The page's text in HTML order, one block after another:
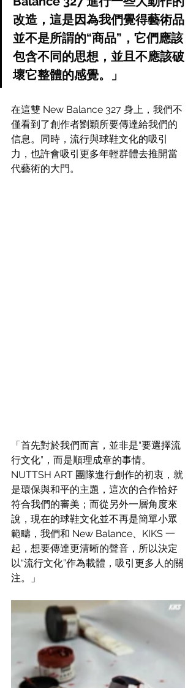
改造，這是因為我們覺得藝術品
並不是所謂的“商品”，它們應該
包含不同的思想，並且不應該破
壞它整體的感覺。」
在這雙 New Balance 327 身上，我們不
僅看到了創作者劉穎所要傳達給我們的
信息。同時，流行與球鞋文化的吸引
力，也許會吸引更多年輕群體去推開當
代藝術的大門。
「首先對於我們而言，並非是“要選擇流
行文化”，而是順理成章的事情。
NUTTSH ART 團隊進行創作的初衷，就
是環保與和平的主題，這次的合作恰好
符合我們的審美；而從另外一層角度來
說，現在的球鞋文化並不再是簡單小眾
範疇，我們和 New Balance、KIKS 一
起，想要傳達更清晰的聲音，所以決定
以“流行文化”作為載體，吸引更多人的關
注。」